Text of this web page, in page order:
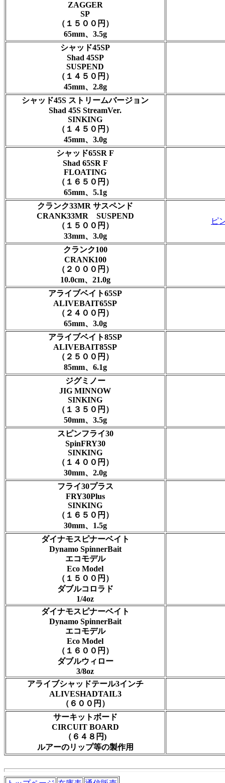
ZAGGER
SP
（１５００円）
65mm、3.5g
シャッド45SP
Shad 45SP
SUSPEND
（１４５０円）
45mm、2.8g
シャッド45S ストリームバージョン
Shad 45S StreamVer.
SINKING
（１４５０円）
45mm、3.0g
シャッド65SR F
Shad 65SR F
FLOATING
（１６５０円）
65mm、5.1g
クランク33MR サスペンド
CRANK33MR SUSPEND
（１５００円）
33mm、3.0g
ピ
クランク100
CRANK100
（２０００円）
10.0cm、21.0g
アライブベイト65SP
ALIVEBAIT65SP
（２４００円）
65mm、3.0g
アライブベイト85SP
ALIVEBAIT85SP
（２５００円）
85mm、6.1g
ジグミノー
JIG MINNOW
SINKING
（１３５０円）
50mm、3.5g
スピンフライ30
SpinFRY30
SINKING
（１４００円）
30mm、2.0g
フライ30プラス
FRY30Plus
SINKING
（１６５０円）
30mm、1.5g
ダイナモスピナーベイト
Dynamo SpinnerBait
エコモデル
Eco Model
（１５００円）
ダブルコロラド
1/4oz
ダイナモスピナーベイト
Dynamo SpinnerBait
エコモデル
Eco Model
（１６００円）
ダブルウィロー
3/8oz
アライブシャッドテール3インチ
ALIVESHADTAIL3
（６００円）
サーキットボード
CIRCUIT BOARD
（６４８円)
ルアーのリップ等の製作用